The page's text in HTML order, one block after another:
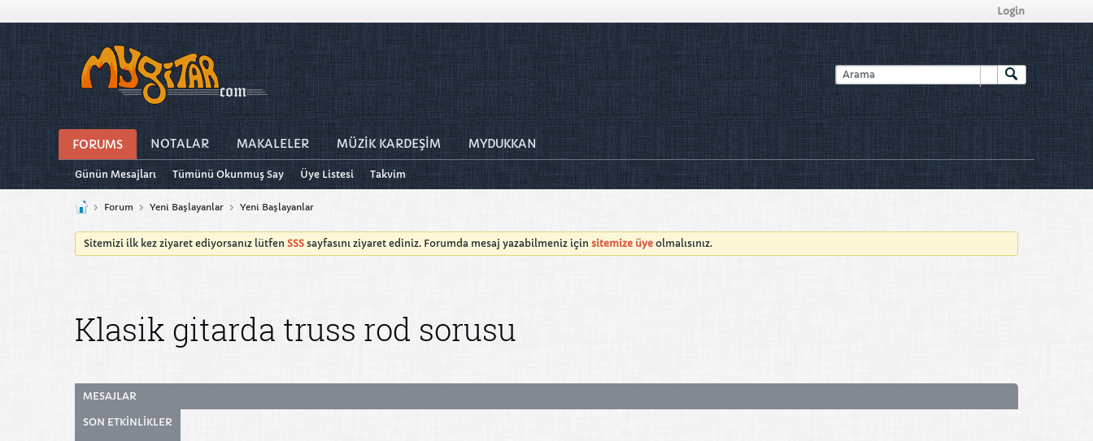
Login
FORUMS NOTALAR MAKALELER MÜZİK KARDEŞİM MYDUKKAN
Günün Mesajları Tümünü Okunmuş Say Üye Listesi Takvim
Forum Yeni Başlayanlar Yeni Başlayanlar
Sitemizi ilk kez ziyaret ediyorsanız lütfen SSS sayfasını ziyaret ediniz. Forumda mesaj yazabilmeniz için sitemize üye olmalısınız.
Klasik gitarda truss rod sorusu
MESAJLAR
SON ETKINLIKLER